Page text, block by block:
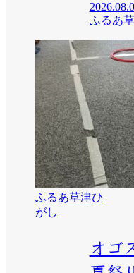
ふるあ
ふるあ草津ひ
がし
オゴ